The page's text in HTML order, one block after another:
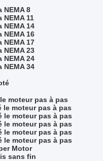
NEMA 8
NEMA 11
NEMA 14
NEMA 16
NEMA 17
NEMA 23
NEMA 24
NEMA 34
moteur pas à pas
le moteur pas à pas
le moteur pas à pas
le moteur pas à pas
le moteur pas à pas
le moteur pas à pas
Motor
sans fin